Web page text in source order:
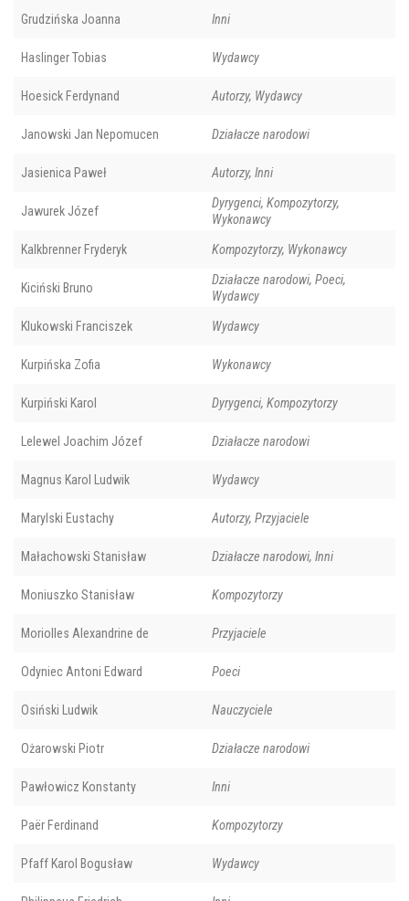
Grudzińska Joanna Inni
Haslinger Tobias Wydawcy
Hoesick Ferdynand Autorzy, Wydawcy
Janowski Jan Nepomucen Działacze narodowi
Jasienica Paweł Autorzy, Inni
Jawurek Józef
Dyrygenci, Kompozytorzy,
Wykonawcy
Kalkbrenner Fryderyk Kompozytorzy, Wykonawcy
Kiciński Bruno
Działacze narodowi, Poeci,
Wydawcy
Klukowski Franciszek Wydawcy
Kurpińska Zofia Wykonawcy
Kurpiński Karol Dyrygenci, Kompozytorzy
Lelewel Joachim Józef Działacze narodowi
Magnus Karol Ludwik Wydawcy
Marylski Eustachy Autorzy, Przyjaciele
Małachowski Stanisław Działacze narodowi, Inni
Moniuszko Stanisław Kompozytorzy
Moriolles Alexandrine de Przyjaciele
Odyniec Antoni Edward Poeci
Osiński Ludwik Nauczyciele
Ożarowski Piotr Działacze narodowi
Pawłowicz Konstanty Inni
Paër Ferdinand Kompozytorzy
Pfaff Karol Bogusław Wydawcy